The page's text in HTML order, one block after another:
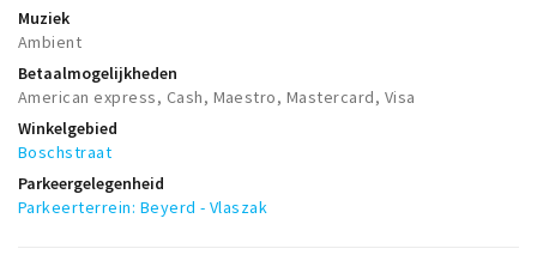
Muziek
Ambient
Betaalmogelijkheden
American express, Cash, Maestro, Mastercard, Visa
Winkelgebied
Boschstraat
Parkeergelegenheid
Parkeerterrein: Beyerd - Vlaszak